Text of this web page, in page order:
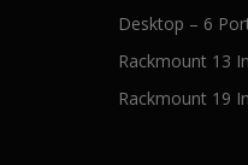
Desktop – 6
Rackmount 13
Rackmount 19